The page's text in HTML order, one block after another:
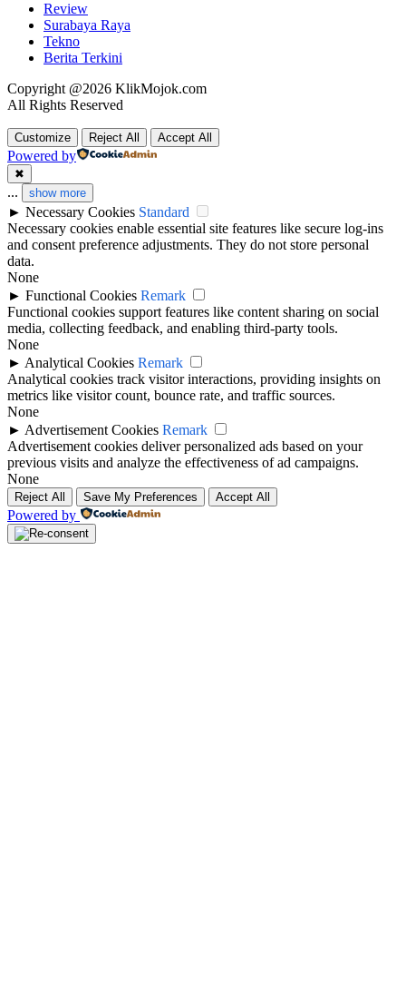
Review
Surabaya Raya
Tekno
Berita Terkini
Copyright @2026 KlikMojok.com
All Rights Reserved
Customize Reject All Accept All
Powered by
✖
... show more
► Necessary Cookies Standard
Necessary cookies enable essential site features like secure log-ins
and consent preference adjustments. They do not store personal
data.
None
► Functional Cookies Remark
Functional cookies support features like content sharing on social
media, collecting feedback, and enabling third-party tools.
None
► Analytical Cookies Remark
Analytical cookies track visitor interactions, providing insights on
metrics like visitor count, bounce rate, and traffic sources.
None
► Advertisement Cookies Remark
Advertisement cookies deliver personalized ads based on your
previous visits and analyze the effectiveness of ad campaigns.
None
Reject All Save My Preferences Accept All
Powered by